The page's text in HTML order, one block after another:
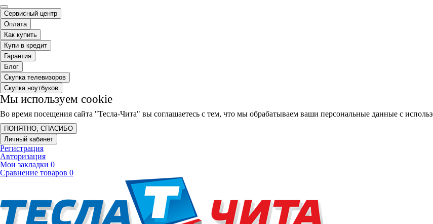
Сервисный центр
Оплата
Как купить
Купи в кредит
Гарантия
Блог
Скупка телевизоров
Скупка ноутбуков
Мы используем cookie
Во время посещения сайта "Тесла-Чита" вы соглашаетесь с тем, что мы обрабатываем ваши персональные данные с
ПОНЯТНО, СПАСИБО
Личный кабинет
Регистрация
Авторизация
Мои закладки 0
Сравнение товаров 0